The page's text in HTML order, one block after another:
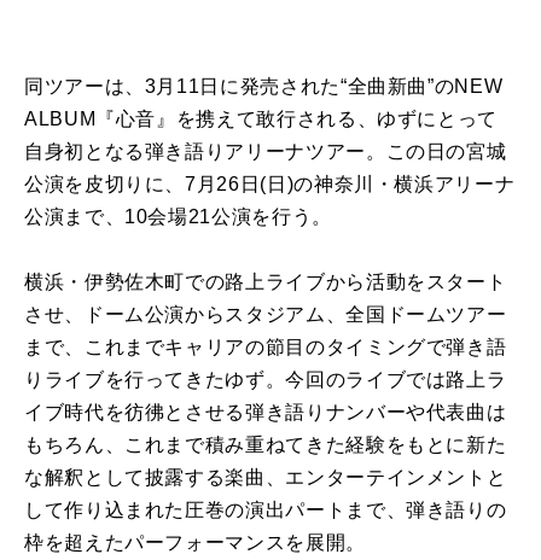
同ツアーは、3⽉11⽇に発売された“全曲新曲”のNEW
ALBUM『⼼⾳』を携えて敢⾏される、ゆずにとって
⾃⾝初となる弾き語りアリーナツアー。この⽇の宮城
公演を⽪切りに、7⽉26⽇(⽇)の神奈川・横浜アリーナ
公演まで、10会場21公演を⾏う。
横浜・伊勢佐⽊町での路上ライブから活動をスタート
させ、ドーム公演からスタジアム、全国ドームツアー
まで、これまでキャリアの節⽬のタイミングで弾き語
りライブを⾏ってきたゆず。今回のライブでは路上ラ
イブ時代を彷彿とさせる弾き語りナンバーや代表曲は
もちろん、これまで積み重ねてきた経験をもとに新た
な解釈として披露する楽曲、エンターテインメントと
して作り込まれた圧巻の演出パートまで、弾き語りの
枠を超えたパーフォーマンスを展開。